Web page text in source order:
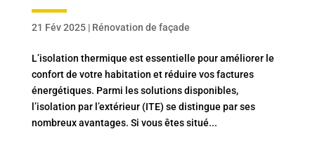
21 Fév 2025| Rénovation de façade
L’isolation thermique est essentielle pour améliorer le
confort de votre habitation et réduire vos factures
énergétiques. Parmi les solutions disponibles,
l’isolation par l’extérieur (ITE) se distingue par ses
nombreux avantages. Si vous êtes situé...